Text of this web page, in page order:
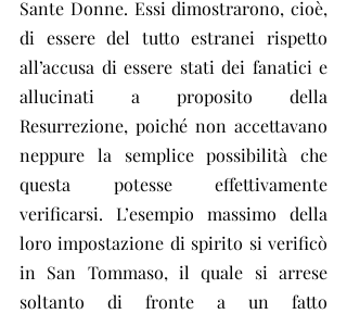
Sante Donne. Essi dimostrarono, cioè,
di essere del tutto estranei rispetto
all’accusa di essere stati dei fanatici e
allucinati a proposito della
Resurrezione, poiché non accettavano
neppure la semplice possibilità che
questa potesse effettivamente
verificarsi. L’esempio massimo della
loro impostazione di spirito si verificò
in San Tommaso, il quale si arrese
soltanto di fronte a un fatto